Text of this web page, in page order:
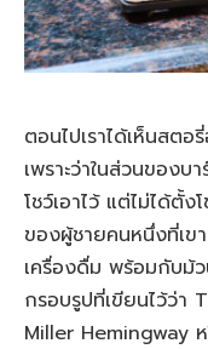
ตอนไปเราได้เห็นสตอ
เพราะว่าในส่วนของบ
โชว์เอาไว้ แต่ไม่ได้ตั้ง
ของผู้ชายคนหนึ่งที่เข
เครื่องดื่ม พร้อมกับม้
กรอบรูปที่เขียนไว้ว่
Miller Hemingway